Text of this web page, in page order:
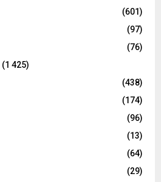
(601)
(97)
(76)
(1 425)
(438)
(174)
(96)
(13)
(64)
(29)